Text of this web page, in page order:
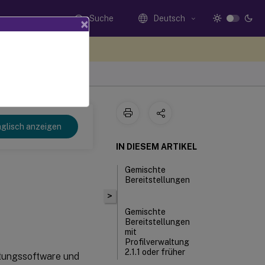
Suche Deutsch
anzeigen
und
>
IN DIESEM ARTIKEL
Gemischte
Bereitstellungen
Gemischte
Bereitstellungen
mit
Profilverwaltung
2.1.1 oder früher
×